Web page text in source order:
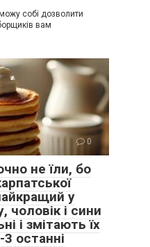
собі дозволити
вам
0
не їли, бо
у
чоловік і сини
і змітають їх
останні